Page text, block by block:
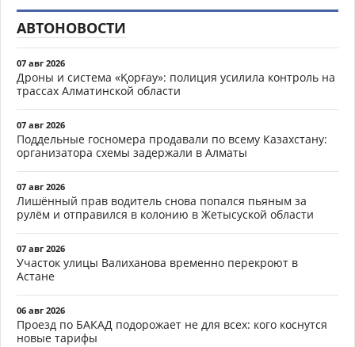
АВТОНОВОСТИ
07 авг 2026
Дроны и система «Қорғау»: полиция усилила контроль на
трассах Алматинской области
07 авг 2026
Поддельные госномера продавали по всему Казахстану:
организатора схемы задержали в Алматы
07 авг 2026
Лишённый прав водитель снова попался пьяным за
рулём и отправился в колонию в Жетысуской области
07 авг 2026
Участок улицы Валиханова временно перекроют в
Астане
06 авг 2026
Проезд по БАКАД подорожает не для всех: кого коснутся
новые тарифы